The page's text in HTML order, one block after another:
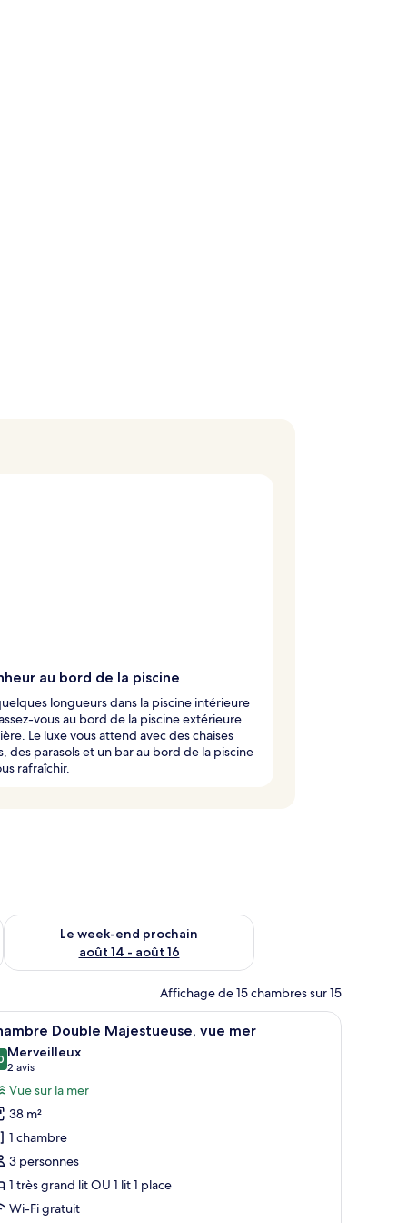
au bord de la piscine
longueurs dans la piscine intérieure
vous au bord de la piscine extérieure
Le luxe vous attend avec des chaises
des parasols et un bar au bord de la piscine
rafraîchir.
août 7 - août 9
Le week-end prochain
août 14 - août 16
Vérifier la disponibilité pour le week-end prochain août 14 -
Affichage de 15 chambres sur 15
télévision
une petite table, un bureau et une chaise.
:
Une chambre d’hôtel avec un grand lit, un
6 Double Majestueuse, vue mer
sur 10
Merveilleux
2 avis
(2 avis)
Vue sur la mer
38 m²
1 chambre
3 personnes
1 très grand lit OU 1 lit 1 place
Wi-Fi gratuit